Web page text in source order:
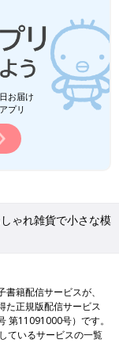
お届け
プリ
ゃれ雑貨で小さな模
籍配信サービスが、
た正規版配信サービス
第11091000号）です。
ているサービスの一覧